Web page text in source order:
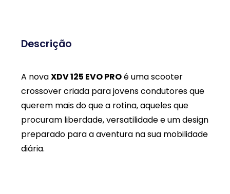
Descrição
A novaXDV 125 EVO PROé uma scooter
crossover criada para jovens condutores que
querem mais do que a rotina, aqueles que
procuram liberdade, versatilidade e um design
preparado para a aventura na sua mobilidade
diária.